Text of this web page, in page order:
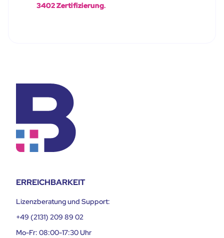
3402 Zertifizierung.
ERREICHBARKEIT
Lizenzberatung und Support:
+49 (2131) 209 89 02
Mo-Fr: 08:00-17:30 Uhr